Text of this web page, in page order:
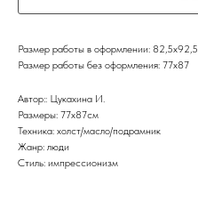
Размер работы в оформлении: 82,5х92,5
Размер работы без оформления: 77х87
Автор:: Цукахина И.
Размеры: 77х87см
Техника: холст/масло/подрамник
Жанр: люди
Стиль: импрессионизм